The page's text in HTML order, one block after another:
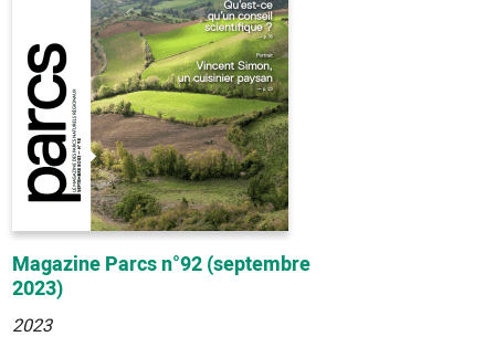
Magazine Parcs n°92 (septembre
2023)
2023